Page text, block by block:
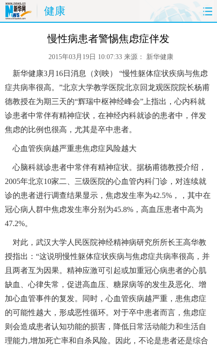
健康
时政 国际
体育 人事
时尚 思客 地方 法治
港澳 华人
科技 能源 房产
旅游 健康 信息化 数据
金融 公益 军事 无人机
新华电视中文 新华电视英文 返回PC
慢性病患者警惕焦虑症伴发
2015年03月19日 10:07:33 来源： 新华健康
新华健康3月 16日消息（刘映） “慢性躯体症状疾病与焦虑
症共病率很高。”北京大学教学医院北京回龙观医院院长杨甫
德教授在为期三天的“辉瑞中枢神经峰会”上指出，心内科就
诊患者中常伴有精神症状，在神经内科就诊的患者中，伴发
焦虑的比例也很高，尤其是卒中患者。
心血管疾病越严重患焦虑症风险越大
心脑科就诊患者中常伴有精神症状。据杨甫德教授介绍，
2005年北京10家二、三级医院的心血管内科门诊，对连续就
诊的患者进行调查结果显示，焦虑发生率为42.5% ，，其中在
冠心病人群中焦虑发生率分别为45.8% ，高血压患者中高为
47.2%。
对此，武汉大学人民医院神经精神病研究所所长王高华教
授指出：“这说明慢性躯体症状疾病与焦虑症共病率很高，并
且两者互为因果。精神应激可引起或加重冠心病患者的心肌
缺血、心律失常，促进高血压、糖尿病等的发生及恶化、增
加心血管事件的复发。同时，心血管疾病越严重，患焦虑症
的可能性越大，形成恶性循环。对于卒中患者而言，焦虑症
则会造成患者认知功能的损害，降低日常活动能力和生活自
理能力,增加死亡率和自杀风险。因此，不论是患者还是综合